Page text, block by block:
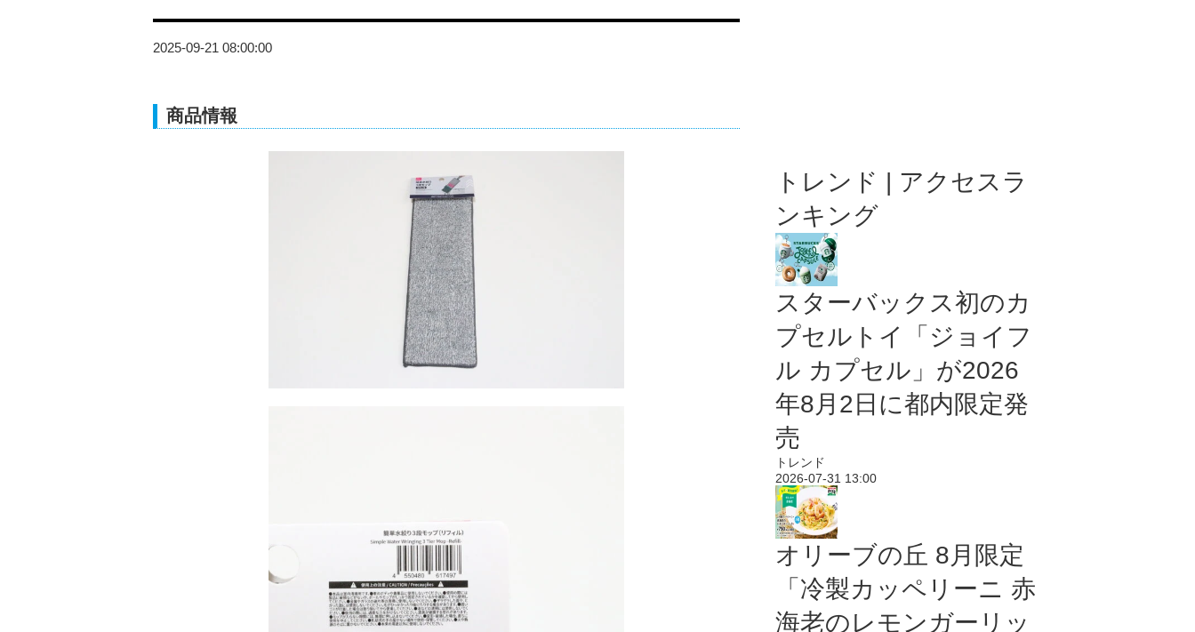
2025-09-21 08:00:00
商品情報
トレンド | アクセスラ
ンキング
スターバックス初のカ
プセルトイ「ジョイフ
ル カプセル」が2026
年8月2日に都内限定発
売
トレンド
2026-07-31 13:00
オリーブの丘 8月限定
「冷製カッペリーニ 赤
海老のレモンガーリッ